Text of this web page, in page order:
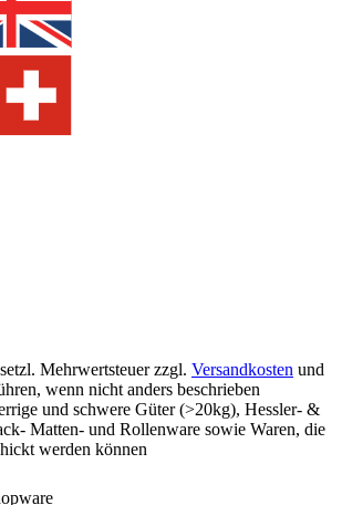
Mehrwertsteuer zzgl. Versandkosten und
wenn nicht anders beschrieben
und schwere Güter (>20kg), Hessler- &
Matten- und Rollenware sowie Waren, die
werden können